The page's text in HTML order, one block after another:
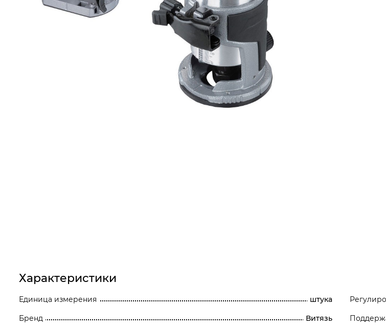
Компрессорное оборудование
Электроинструмент
Характеристики
Единица измерения штука
Бренд Витязь